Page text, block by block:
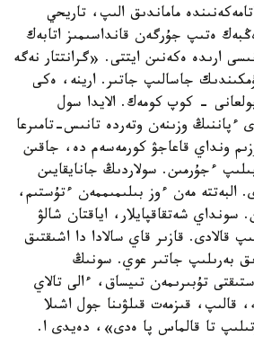
ماماندىق الىپ، تاريحي
ەتىپ جۇرگەن قانداسىمىز اتابەك
ارىدە ەكەنىن ايتتى. «گرانتتار نەگە
جاسالىپ جاتىر. ارينە، ەكى
- كوپ كومەك. الايدا سول
ءپاننىڭ وزىنەن وتەردە تانىس-تامىرعا
ونداي قاعاجۋ كورمەسەم دە، جاقىن
ءجۇرمىن. سولاردىڭ جانايقايىن
مەن ءوز بىلىمىممەن ءتۇستىم،
شەتقاقپايلار، اياقتان شالۋ
قالادى. قازىر قاي سالادا دا اشىقتىق
بەرىلىپ جاتىر عوي. سونىڭ
تۇبىرىمەن تىيساق، ءالى تالاي
قالىپ، قىزمەت قىلۋىنا جول اشىلا
تا قالماس پا ەدى»، دەيدى ا.